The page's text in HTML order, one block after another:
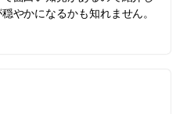
やかになるかも知れません。